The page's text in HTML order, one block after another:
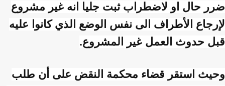
ضرر حال او لاضطراب ثبت جليا انه غير مشروع
لإرجاع الأطراف الى نفس الوضع الذي كانوا عليه
قبل حدوث العمل غير المشروع.
وحيث استقر قضاء محكمة النقض على أن طلب